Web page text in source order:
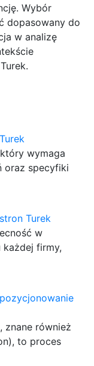
Wybór
dopasowany do
w analizę
wymaga
oraz specyfiki
Turek
w
każdej firmy,
znane również
to proces